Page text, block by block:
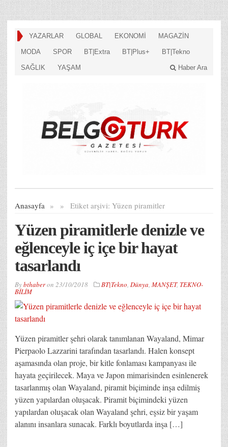
YAZARLAR GLOBAL EKONOMİ MAGAZİN
MODA SPOR BT|Extra BT|Plus+ BT|Tekno
SAĞLIK YAŞAM Haber Ara
Anasayfa » Etiket arşivi:
» Yüzen piramitler
Yüzen piramitlerle denizle ve
eğlenceyle iç içe bir hayat
tasarlandı
Bybthaberon 23/10/2018 BT|Tekno, Dünya, MANŞET, TEKNO-
BİLİM
Yüzen piramitler şehri olarak tanımlanan Wayaland, Mimar
Pierpaolo Lazzarini tarafından tasarlandı. Halen konsept
aşamasında olan proje, bir kitle fonlaması kampanyası ile
hayata geçirilecek. Maya ve Japon mimarisinden esinlenerek
tasarlanmış olan Wayaland, piramit biçiminde inşa edilmiş
yüzen yapılardan oluşacak. Piramit biçimindeki yüzen
yapılardan oluşacak olan Wayaland şehri, eşsiz bir yaşam
alanını insanlara sunacak. Farklı boyutlarda inşa […]